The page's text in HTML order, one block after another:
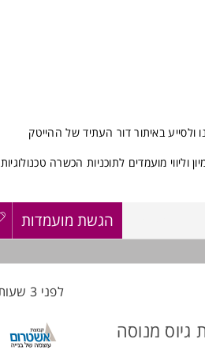
ולסייע באיתור דור העתיד של ההייטק
מועמדים לתוכניות הכשרה טכנולוגיות
המובילות במשק.
מגוונים
נוספות
הגשת מועמדות
לפני 3 שעות
גיוס מנוסה